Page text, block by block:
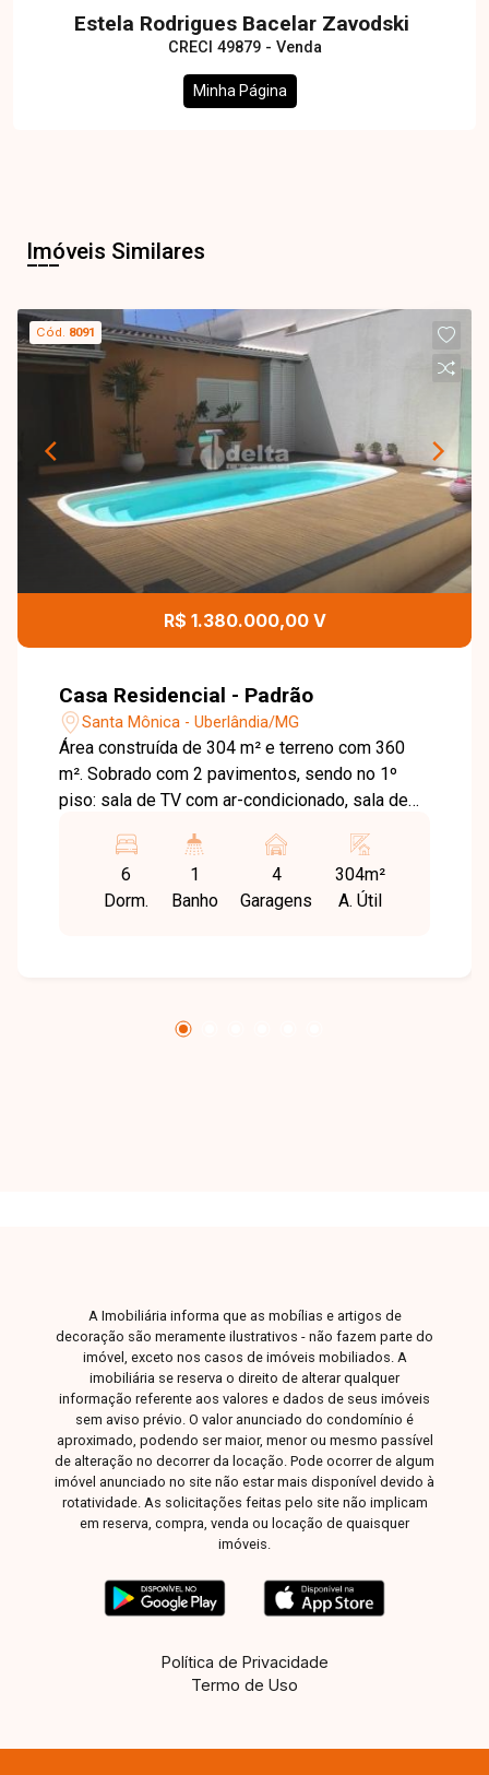
Estela Rodrigues Bacelar Zavodski
CRECI 49879 - Venda
Minha Página
Imóveis Similares
Cód. 8091
R$ 1.380.000,00 V
Casa Residencial - Padrão
Santa Mônica - Uberlândia/MG
Área construída de 304 m² e terreno com 360
m². Sobrado com 2 pavimentos, sendo no 1º
piso: sala de TV com ar-condicionado, sala de
escritório, lavabo, escada em granito São
Gabriel, cozinha privativa, área de serviço,
lavanderia, garagem para 4 carros (2 cobertas),
sendo 1 suíte máster com closet, ar-
6
Dorm.
1
Banho
4
Garagens
304m²
A. Útil
A Imobiliária informa que as mobílias e artigos de
decoração são meramente ilustrativos - não fazem parte do
imóvel, exceto nos casos de imóveis mobiliados. A
imobiliária se reserva o direito de alterar qualquer
informação referente aos valores e dados de seus imóveis
sem aviso prévio. O valor anunciado do condomínio é
aproximado, podendo ser maior, menor ou mesmo passível
de alteração no decorrer da locação. Pode ocorrer de algum
imóvel anunciado no site não estar mais disponível devido à
rotatividade. As solicitações feitas pelo site não implicam
em reserva, compra, venda ou locação de quaisquer
imóveis.
Política de Privacidade
Termo de Uso